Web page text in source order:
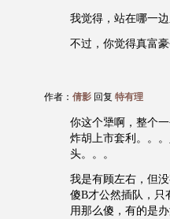
我觉得，站在哪一
不过，你觉得真富
作者： 倩影 回复 特有理
你这个犟啊，整个
炸胡上市套利。。
头。。。
我是有顾左右，但
傻B才公然插队，只
用那么傻，有的是